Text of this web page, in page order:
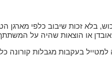
בלא זכות שיבוב כלפי מארגן
אובדן או הוצאות שהיה על
בעקבות מגבלות